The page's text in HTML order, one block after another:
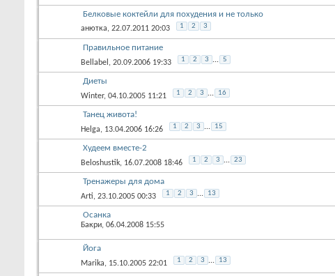
Белковые коктейли для похудения и не только
анютка, 22.07.2011 20:03 1 2 3
Правильное питание
Bellabel , 20.09.2006 19:33 1 2 3 ... 5
Диеты
Winter, 04.10.2005 11:21 1 2 3 ... 16
Танец живота!
Helga, 13.04.2006 16:26 1 2 3 ... 15
Худеем вместе-2
Beloshustik, 16.07.2008 18:46 1 2 3 ... 23
Тренажеры для дома
Arti, 23.10.2005 00:33 1 2 3 ... 13
Осанка
Бакри, 06.04.2008 15:55
Йога
Marika, 15.10.2005 22:01 1 2 3 ... 13